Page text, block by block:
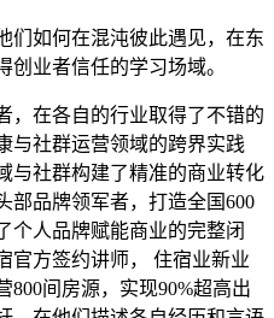
们如何在混沌彼此遇见，在东
业者信任的学习场域。
，在各自的行业取得了不错的
与社群运营领域的跨界实践
与社群构建了精准的商业转化
部品牌领军者，打造全国600
个人品牌赋能商业的完整闭
官方签约讲师， 住宿业新业
800间房源，实现90%超高出